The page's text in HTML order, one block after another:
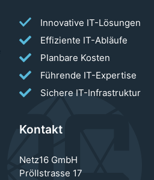
Innovative IT-Lösungen
Effiziente IT-Abläufe
Planbare Kosten
Führende IT-Expertise
Sichere IT-Infrastruktur
Kontakt
Netz16 GmbH
Pröllstrasse 17